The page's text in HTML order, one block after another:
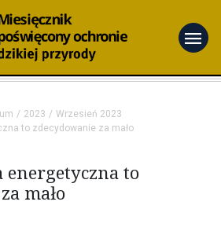
menu
2023
Wrzesień 2023
to zdecydowanie za mało
to
mało